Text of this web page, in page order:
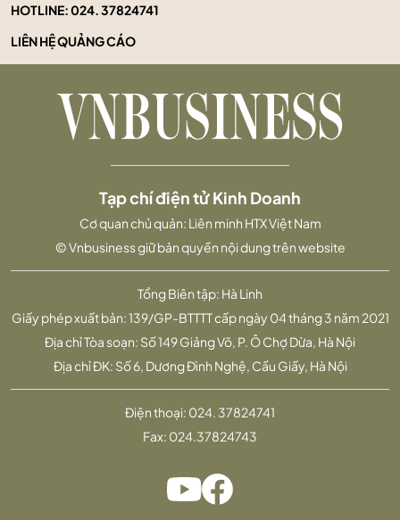
HOTLINE:024. 37824741
LIÊN HỆ QUẢNG CÁO
Tổng Biên tập: Hà Linh
Giấy phép xuất bản: 139/GP-BTTTT cấp ngày 04 tháng 3 năm 2021
Địa chỉ Tòa soạn: Số 149 Giảng Võ, P. Ô Chợ Dừa, Hà Nội
Địa chỉ ĐK: Số 6, Dương Đình Nghệ, Cầu Giấy, Hà Nội
Tạp chí điện tử Kinh Doanh
Cơ quan chủ quản: Liên minh HTX Việt Nam
© Vnbusiness giữ bản quyền nội dung trên website
Điện thoại: 024. 37824741
Fax: 024.37824743